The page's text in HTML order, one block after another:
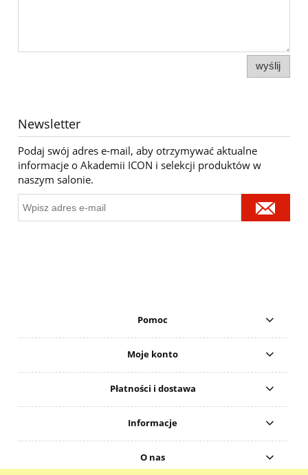
wyślij
Newsletter
Podaj swój adres e-mail, aby otrzymywać aktualne
informacje o Akademii ICON i selekcji produktów w
naszym salonie.
Pomoc
Moje konto
Płatności i dostawa
Informacje
O nas